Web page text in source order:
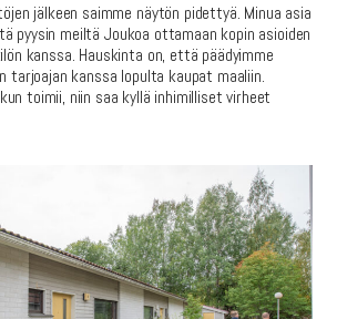
jälkeen saimme näytön pidettyä. Minua asia
pyysin meiltä Joukoa ottamaan kopin asioiden
kanssa. Hauskinta on, että päädyimme
tarjoajan kanssa lopulta kaupat maaliin.
toimii, niin saa kyllä inhimilliset virheet